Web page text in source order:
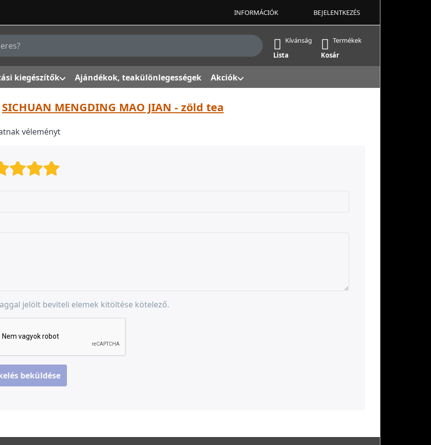
INFORMÁCIÓK BEJELENTKEZÉS
keresőszót. Az első találatok automatikusan megjelennek, amint beírja őket. Nyomja meg az Enter billentyűt az
Kívánság
Lista
Termékek
Kosár
kiegészítők Ajándékok, teakülönlegességek Akciók
SICHUAN MENGDING MAO JIAN - zöld tea
véleményt
Értékelés: 4 a oldalról. 5 stars.
Értékelés: 3 a oldalról. 5 stars.
Értékelés: 2 a oldalról. 5 stars.
1 a oldalról. 5 stars. Bad
jelölt beviteli elemek kitöltése kötelező.
beküldése